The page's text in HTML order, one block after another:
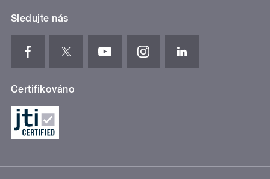
Sledujte nás
Certifikováno